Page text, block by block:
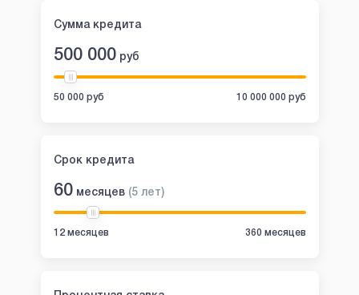
Сумма кредита
500 000 руб
50 000 руб 10 000 000 руб
Срок кредита
60 месяцев (5 лет)
12 месяцев 360 месяцев